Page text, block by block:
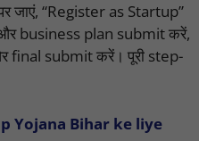
जाएं, “Register as Startup”
business plan submit करें,
final submit करें। पूरी step-
Yojana Bihar ke liye